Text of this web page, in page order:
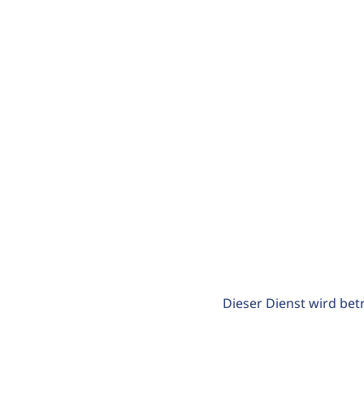
Dieser Dienst wird